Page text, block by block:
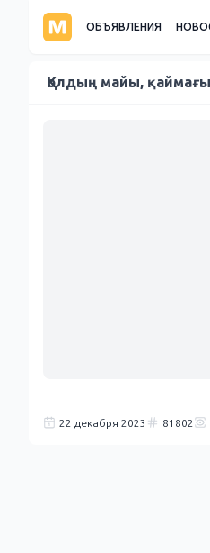
ОБЪЯВЛЕНИЯ
Қолдың майы,
22 декабря 2023 81802